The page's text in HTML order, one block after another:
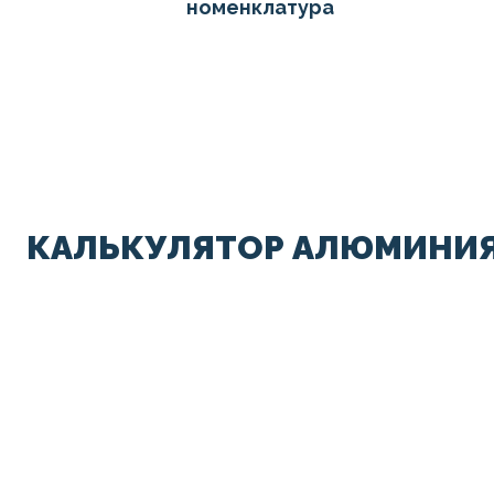
номенклатура
КАЛЬКУЛЯТОР